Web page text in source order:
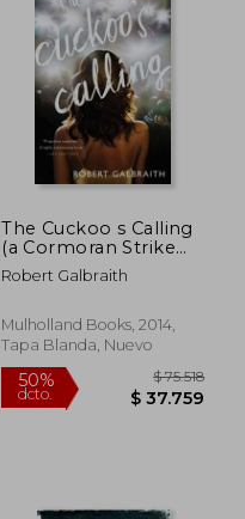
dcto.
The Cuckoo s Calling
(a Cormoran Strike
Novel) (en Inglés)
Robert Galbraith
Mulholland Books, 2014,
Tapa Blanda, Nuevo